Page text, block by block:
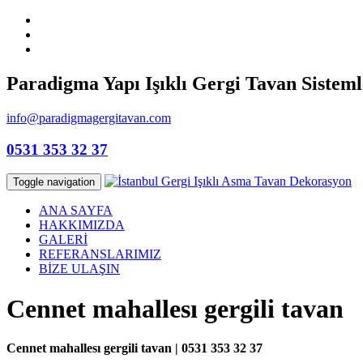
Paradigma Yapı Işıklı Gergi Tavan
info@paradigmagergitavan.com
0531 353 32 37
Toggle navigation
ANA SAYFA
HAKKIMIZDA
GALERİ
REFERANSLARIMIZ
BİZE ULAŞIN
Cennet mahallesı gergili tavan
Cennet mahallesı gergili tavan | 0531 353 32 37